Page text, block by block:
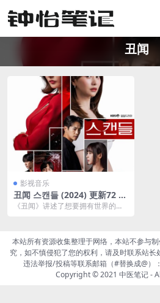
丑闻
影视音乐
丑闻 스캔들 (2024) 更新72 更
新中 【韩剧】
《丑闻》讲述了想要拥有世界的女
本站所有资源收集整理于网络，本站不参与
究，如不慎侵犯了您的权利，请及时联系站
违法举报/投稿等联系邮箱（#替换成@
Copyright © 2021 中医笔记-